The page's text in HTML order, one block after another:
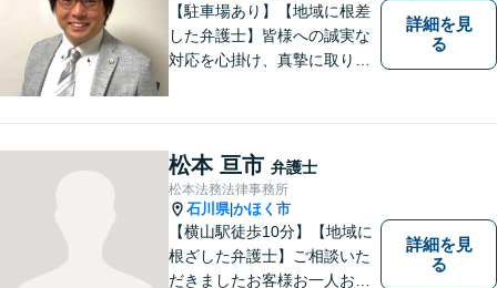
【駐車場あり】【地域に根差
した弁護士】皆様への誠実な
対応を心掛け、真摯に取り組
法的サービスを提供しており
ますので，どうぞ宜しくお願
い申し上げます。
詳細を見
る
松本 亘市 弁護士
松本法務法律事務所
石川県|かほく市
【横山駅徒歩10分】【地域に
根ざした弁護士】ご相談いた
だきましたお客様お一人お一
詳細を見
る